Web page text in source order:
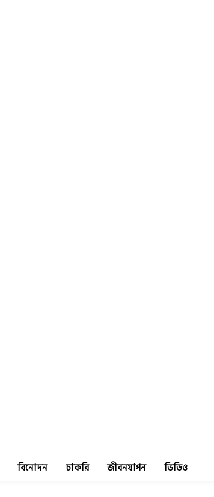
বিনোদন চাকরি জীবনযাপন ভিডিও